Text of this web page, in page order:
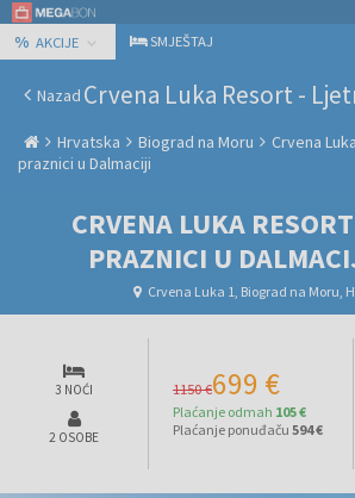
% AKCIJE SMJEŠTAJ
Nazad
Hrvatska Biograd na Moru
Crvena
praznici u Dalmaciji
CRVENA LUKA
PRAZNICI U
Crvena Luka 1, Biograd na Moru,
3 NOĆI
2 OSOBE
1150 €699 €
Plaćanje odmah 105 €
Plaćanje ponuđaču 594 €